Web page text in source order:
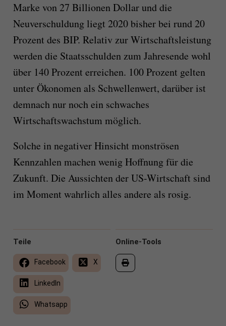
Marke von 27 Billionen Dollar und die
Neuverschuldung liegt 2020 bisher bei rund 20
Prozent des BIP. Relativ zur Wirtschaftsleistung
werden die Staatsschulden zum Jahresende wohl
über 140 Prozent erreichen. 100 Prozent gelten
unter Ökonomen als Schwellenwert, darüber ist
demnach nur noch ein schwaches
Wirtschaftswachstum möglich.
Solche in negativer Hinsicht monströsen
Kennzahlen machen wenig Hoffnung für die
Zukunft. Die Aussichten der US-Wirtschaft sind
im Moment wahrlich alles andere als rosig.
Online-Tools
Teile
Facebook X
LinkedIn
Whatsapp